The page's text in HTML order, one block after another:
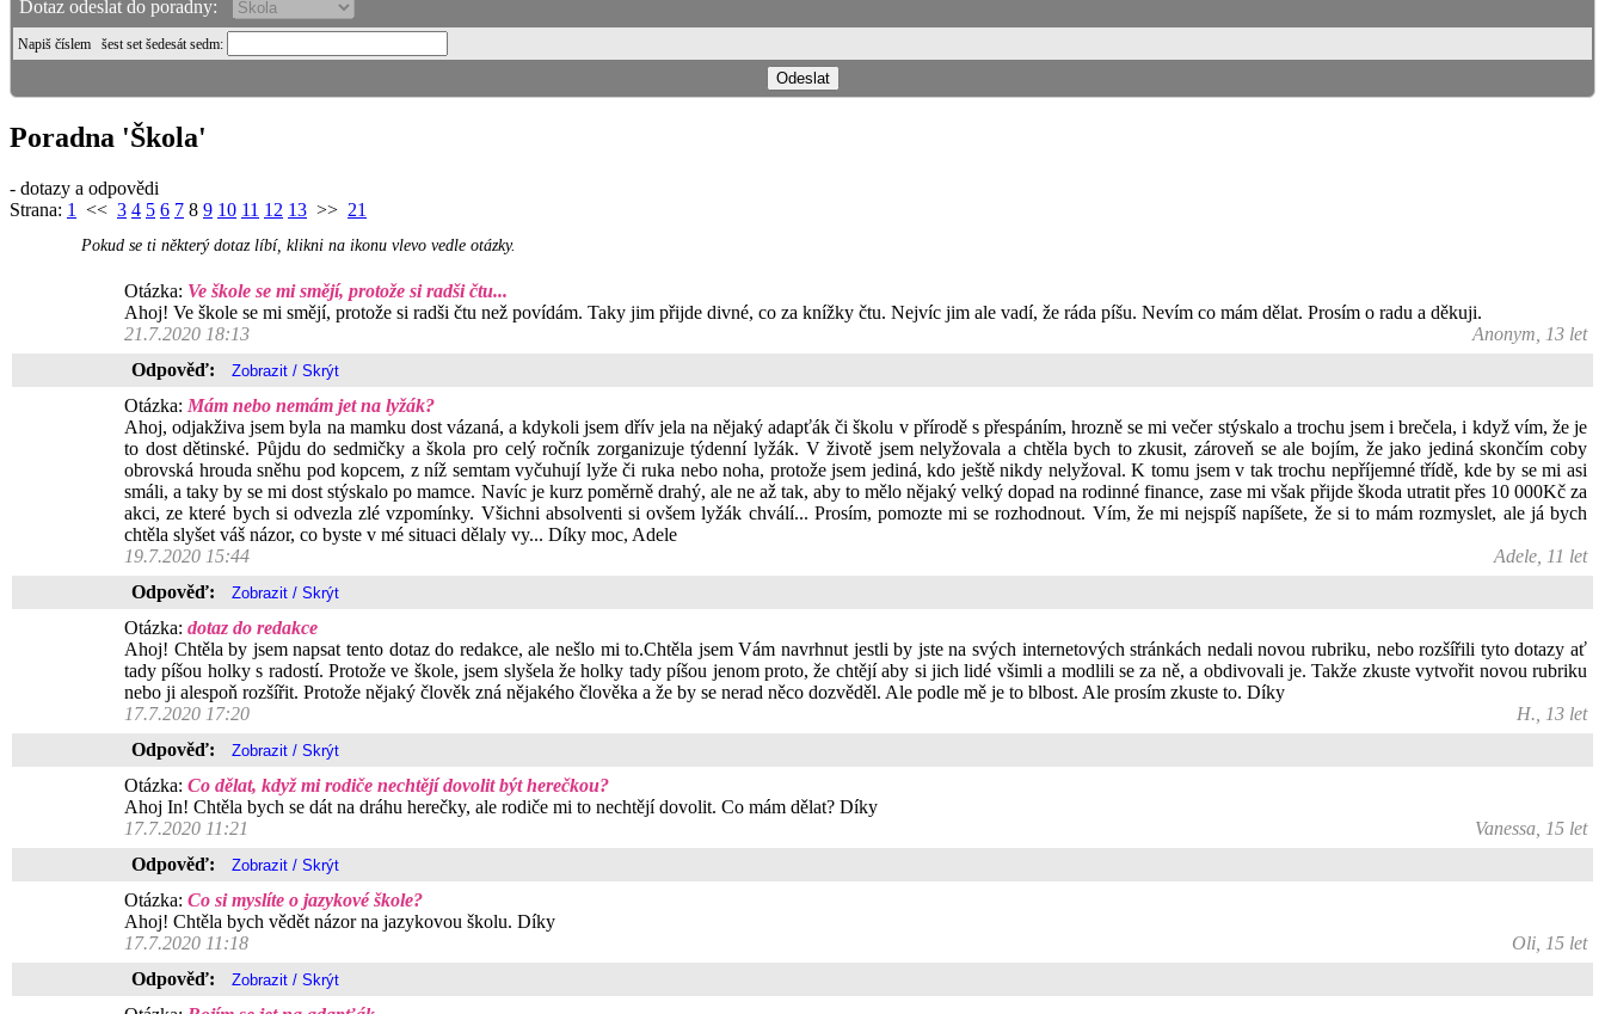
Dotaz odeslat do poradny:
Napiš číslem šest set šedesát sedm:
Poradna 'Škola'
- dotazy a odpovědi
Strana: 1 << 3 4 5 6 7 8 9 10 11 12 13 >> 21
Pokud se ti některý dotaz líbí, klikni na ikonu vlevo vedle otázky.
Otázka: Ve škole se mi smějí, protože si radši čtu...
Ahoj! Ve škole se mi smějí, protože si radši čtu než povídám. Taky jim přijde divné, co za knížky čtu. Nejvíc jim ale vadí, že ráda píšu. Nevím co mám dělat. Prosím o radu a děkuji.
21.7.2020 18:13
Anonym, 13 let
Odpověď:
Otázka: Mám nebo nemám jet na lyžák?
Ahoj, odjakživa jsem byla na mamku dost vázaná, a kdykoli jsem dřív jela na nějaký adapťák či školu v přírodě s přespáním, hrozně se mi večer stýskalo a trochu jsem i brečela, i když vím, že je
to dost dětinské. Půjdu do sedmičky a škola pro celý ročník zorganizuje týdenní lyžák. V životě jsem nelyžovala a chtěla bych to zkusit, zároveň se ale bojím, že jako jediná skončím coby
obrovská hrouda sněhu pod kopcem, z níž semtam vyčuhují lyže či ruka nebo noha, protože jsem jediná, kdo ještě nikdy nelyžoval. K tomu jsem v tak trochu nepříjemné třídě, kde by se mi asi
smáli, a taky by se mi dost stýskalo po mamce. Navíc je kurz poměrně drahý, ale ne až tak, aby to mělo nějaký velký dopad na rodinné finance, zase mi však přijde škoda utratit přes 10 000Kč za
akci, ze které bych si odvezla zlé vzpomínky. Všichni absolventi si ovšem lyžák chválí... Prosím, pomozte mi se rozhodnout. Vím, že mi nejspíš napíšete, že si to mám rozmyslet, ale já bych
chtěla slyšet váš názor, co byste v mé situaci dělaly vy... Díky moc, Adele
19.7.2020 15:44
Adele, 11 let
Odpověď:
Otázka: dotaz do redakce
Ahoj! Chtěla by jsem napsat tento dotaz do redakce, ale nešlo mi to.Chtěla jsem Vám navrhnut jestli by jste na svých internetových stránkách nedali novou rubriku, nebo rozšířili tyto dotazy ať
tady píšou holky s radostí. Protože ve škole, jsem slyšela že holky tady píšou jenom proto, že chtějí aby si jich lidé všimli a modlili se za ně, a obdivovali je. Takže zkuste vytvořit novou rubriku
nebo ji alespoň rozšířit. Protože nějaký člověk zná nějakého člověka a že by se nerad něco dozvěděl. Ale podle mě je to blbost. Ale prosím zkuste to. Díky
17.7.2020 17:20
H., 13 let
Odpověď:
Otázka: Co dělat, když mi rodiče nechtějí dovolit být herečkou?
Ahoj In! Chtěla bych se dát na dráhu herečky, ale rodiče mi to nechtějí dovolit. Co mám dělat? Díky
17.7.2020 11:21
Vanessa, 15 let
Odpověď:
Otázka: Co si myslíte o jazykové škole?
Ahoj! Chtěla bych vědět názor na jazykovou školu. Díky
17.7.2020 11:18
Oli, 15 let
Odpověď: